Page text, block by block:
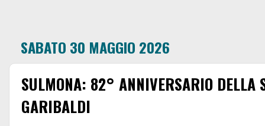
SABATO 30 MAGGIO 2026
SULMONA: 82° ANNIVERSARIO DELLA
GARIBALDI